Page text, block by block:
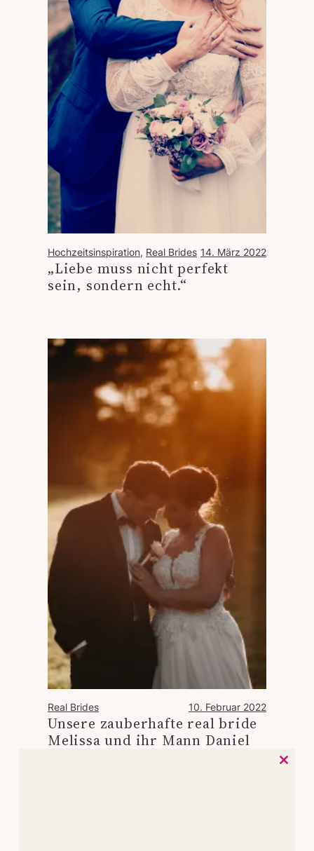
Hochzeitsinspiration, Real Brides 14. März 2022
„Liebe muss nicht perfekt
sein, sondern echt.“
Real Brides 10. Februar 2022
Unsere zauberhafte real bride
Melissa und ihr Mann Daniel